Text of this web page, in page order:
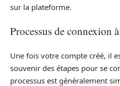
sur la plateforme.
Processus de connexion
Une fois votre compte créé, il
souvenir des étapes pour se
processus est généralement